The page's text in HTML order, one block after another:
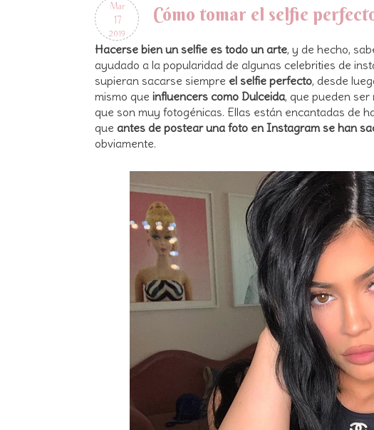
Mar
17
2019
Cómo tomar el selfie
Hacerse bien un selfie es todo un arte, y de hecho,
ayudado a la popularidad de algunas celebrities de
supieran sacarse siempre el selfie perfecto, desde
mismo que influencers como Dulceida, que pueden ser
que son muy fotogénicas. Ellas están encantadas de
que antes de postear una foto en Instagram se han
obviamente.